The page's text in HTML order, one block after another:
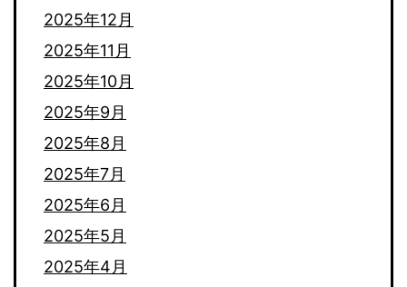
2025年12月
2025年11月
2025年10月
2025年9月
2025年8月
2025年7月
2025年6月
2025年5月
2025年4月